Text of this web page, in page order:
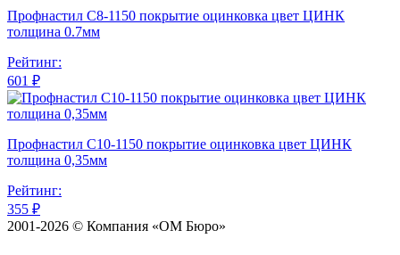
Профнастил С8-1150 покрытие оцинковка цвет ЦИНК
толщина 0.7мм
Рейтинг:
601 ₽
Профнастил С10-1150 покрытие оцинковка цвет ЦИНК
толщина 0,35мм
Рейтинг:
355 ₽
2001-2026 © Компания «ОМ Бюро»